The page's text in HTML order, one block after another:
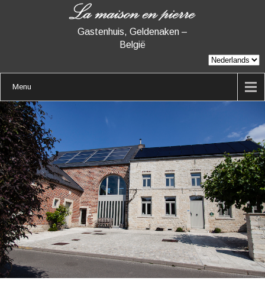
Gastenhuis, Geldenaken –
België
Menu